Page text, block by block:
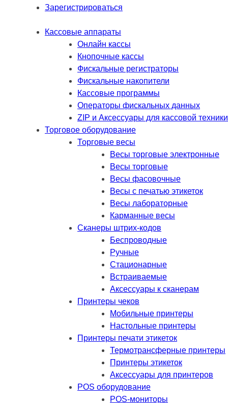
Зарегистрироваться
Кассовые аппараты
Онлайн кассы
Кнопочные кассы
Фискальные регистраторы
Фискальные накопители
Кассовые программы
Операторы фискальных данных
ZIP и Аксессуары для кассовой техники
Торговое оборудование
Торговые весы
Весы торговые электронные
Весы торговые
Весы фасовочные
Весы с печатью этикеток
Весы лабораторные
Карманные весы
Сканеры штрих-кодов
Беспроводные
Ручные
Стационарные
Встраиваемые
Аксессуары к сканерам
Принтеры чеков
Мобильные принтеры
Настольные принтеры
Принтеры печати этикеток
Термотрансферные принтеры
Принтеры этикеток
Аксессуары для принтеров
POS оборудование
POS-мониторы